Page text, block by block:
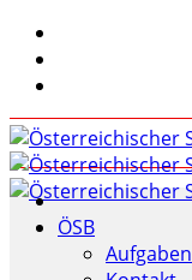
ÖSB
Aufgaben